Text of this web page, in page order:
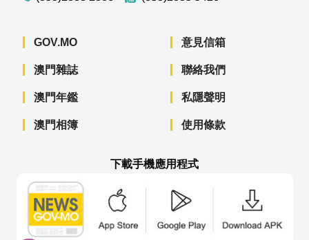
GOV.MO
澳門雜誌
澳門年鑑
澳門相簿
意見信箱
聯絡我們
私隱聲明
使用條款
下載手機應用程式